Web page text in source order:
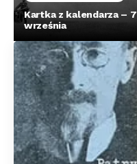
Kartka z kalendarza – 7
września